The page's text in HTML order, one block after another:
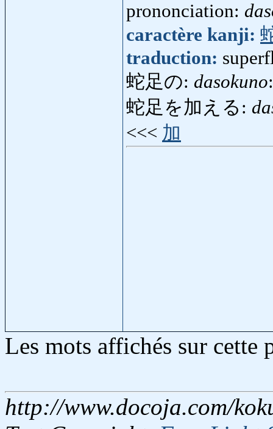
prononciation:
caractère kanji:
traduction:
蛇足の: dasokuno
蛇足を加える:
<<< 加
Les mots affichés sur cette
http://www.docoja.com/